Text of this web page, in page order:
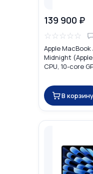
139 900 ₽
☆☆☆☆☆
Apple MacBook
Midnight
CPU, 10-core
В корзину